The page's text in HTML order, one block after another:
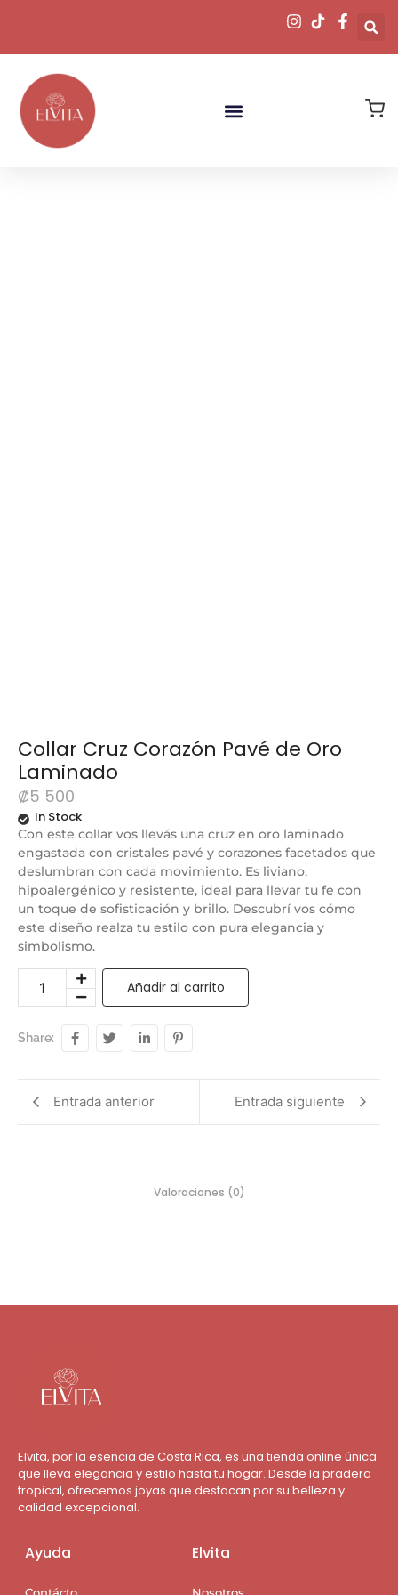
Collar Cruz Corazón Pavé de Oro
Laminado
₡5 500
In Stock
Con este collar vos llevás una cruz en oro laminado
engastada con cristales pavé y corazones facetados que
deslumbran con cada movimiento. Es liviano,
hipoalergénico y resistente, ideal para llevar tu fe con
un toque de sofisticación y brillo. Descubrí vos cómo
este diseño realza tu estilo con pura elegancia y
simbolismo.
Añadir al carrito
Share:
Entrada anterior Entrada siguiente
Valoraciones (0)
Elvita, por la esencia de Costa Rica, es una tienda online única
que lleva elegancia y estilo hasta tu hogar. Desde la pradera
tropical, ofrecemos joyas que destacan por su belleza y
calidad excepcional.
Ayuda Elvita